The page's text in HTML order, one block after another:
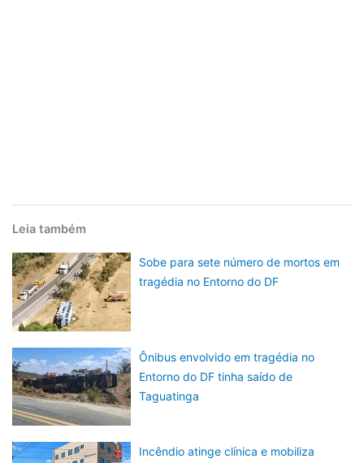
Leia também
Sobe para sete número de mortos em
tragédia no Entorno do DF
Ônibus envolvido em tragédia no
Entorno do DF tinha saído de
Taguatinga
Incêndio atinge clínica e mobiliza